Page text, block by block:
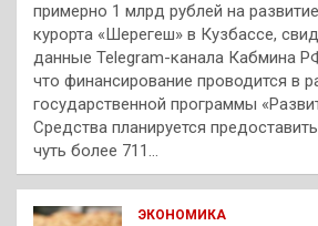
примерно 1 млрд рублей на
курорта «Шерегеш» в Кузбассе,
данные Telegram-канала Кабмина
что финансирование проводится в
государственной программы
Средства планируется
чуть более 711…
ЭКОНОМИКА